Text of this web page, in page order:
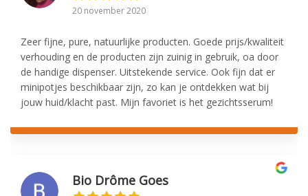
20 november 2020
Zeer fijne, pure, natuurlijke producten. Goede prijs/kwaliteit
verhouding en de producten zijn zuinig in gebruik, oa door
de handige dispenser. Uitstekende service. Ook fijn dat er
minipotjes beschikbaar zijn, zo kan je ontdekken wat bij
jouw huid/klacht past. Mijn favoriet is het gezichtsserum!
Bio Drôme Goes